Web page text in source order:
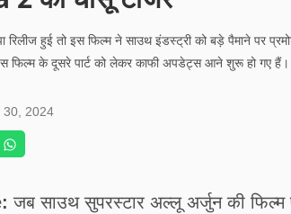
हुई तो इस फिल्म ने साउथ इंडस्ट्री को बड़े पैमाने पर
फिल्म के दूसरे पार्ट को लेकर काफी अपडेट्स आने शुरू हो गए हैं।
30, 2024
जब साउथ सुपरस्टार अल्लू अर्जुन की फिल्म